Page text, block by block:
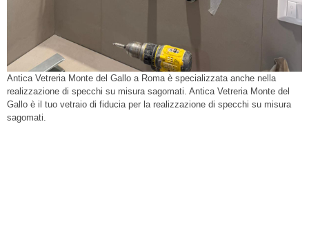
Antica Vetreria Monte del Gallo a Roma è specializzata anche nella
realizzazione di specchi su misura sagomati. Antica Vetreria Monte del
Gallo è il tuo vetraio di fiducia per la realizzazione di specchi su misura
sagomati.